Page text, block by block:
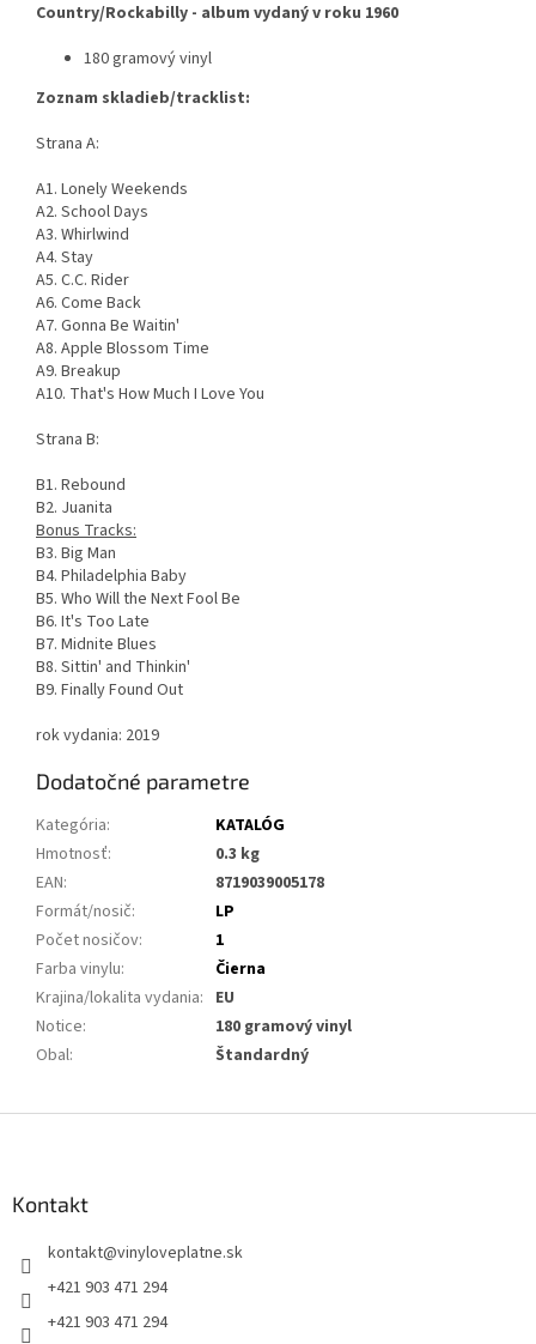
Country/Rockabilly - album vydaný v roku 1960
180 gramový vinyl
Zoznam skladieb/tracklist:
Strana A:
A1. Lonely Weekends
A2. School Days
A3. Whirlwind
A4. Stay
A5. C.C. Rider
A6. Come Back
A7. Gonna Be Waitin'
A8. Apple Blossom Time
A9. Breakup
A10. That's How Much I Love You
Strana B:
B1. Rebound
B2. Juanita
Bonus Tracks:
B3. Big Man
B4. Philadelphia Baby
B5. Who Will the Next Fool Be
B6. It's Too Late
B7. Midnite Blues
B8. Sittin' and Thinkin'
B9. Finally Found Out
rok vydania: 2019
Dodatočné parametre
Kategória:
KATALÓG
Hmotnosť:
0.3 kg
EAN:
8719039005178
Formát/nosič:
LP
Počet nosičov:
1
Farba vinylu:
Čierna
Krajina/lokalita vydania: EU
Notice:
180 gramový vinyl
Obal: Štandardný
Kontakt
kontakt@vinyloveplatne.sk
+421 903 471 294
+421 903 471 294